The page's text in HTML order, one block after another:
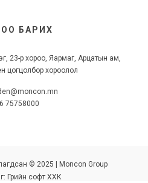
БАРИХ
23-р хороо, Яармаг, Арцатын ам,
цогцолбор хороолол
75758000
© 2025 | Moncon Group
Грийн софт ХХК